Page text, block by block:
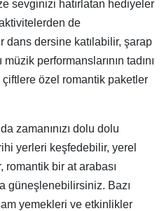
sevginizi hatırlatan hediyeler
de
dersine katılabilir, şarap
performanslarının tadını
çiftlere özel romantik paketler
zamanınızı dolu dolu
yerleri keşfedebilir, yerel
romantik bir at arabası
güneşlenebilirsiniz. Bazı
yemekleri ve etkinlikler